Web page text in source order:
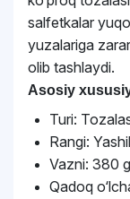
salfetkalar
yuzalariga
olib tashlaydi.
Asosiy
Turi:
Rangi: Yashil
Vazni: 380 g
Qadoq